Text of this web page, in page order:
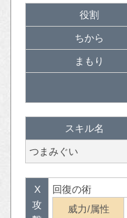
役割
ちから
まもり
スキル名
つまみぐい
X
攻
回復の術
威力/属性